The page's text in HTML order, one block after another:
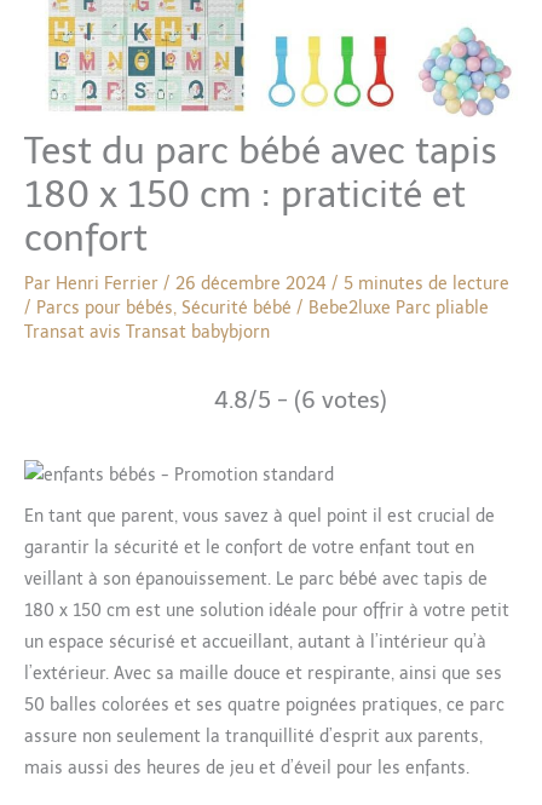
Test du parc bébé avec tapis
180 x 150 cm : praticité et
confort
Par Henri Ferrier / 26 décembre 2024 / 5 minutes de lecture
/ Parcs pour bébés, Sécurité bébé / Bebe2luxe Parc pliable
Transat avis Transat babybjorn
4.8/5 - (6 votes)
En tant que parent, vous savez à quel point il est crucial de
garantir la sécurité et le confort de votre enfant tout en
veillant à son épanouissement. Le parc bébé avec tapis de
180 x 150 cm est une solution idéale pour offrir à votre petit
un espace sécurisé et accueillant, autant à l’intérieur qu’à
l’extérieur. Avec sa maille douce et respirante, ainsi que ses
50 balles colorées et ses quatre poignées pratiques, ce parc
assure non seulement la tranquillité d’esprit aux parents,
mais aussi des heures de jeu et d’éveil pour les enfants.